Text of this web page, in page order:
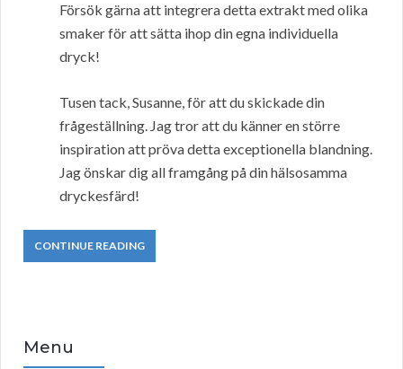
Försök gärna att integrera detta extrakt med olika
smaker för att sätta ihop din egna individuella
dryck!
Tusen tack, Susanne, för att du skickade din
frågeställning. Jag tror att du känner en större
inspiration att pröva detta exceptionella blandning.
Jag önskar dig all framgång på din hälsosamma
dryckesfärd!
CONTINUE READING
Menu